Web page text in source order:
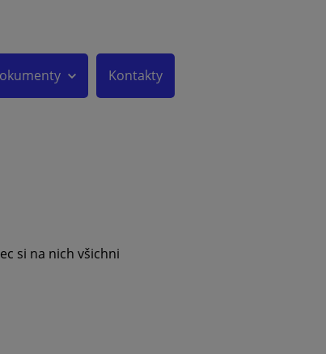
Kontakty
si na nich všichni